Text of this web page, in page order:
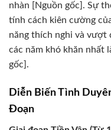
nhàn [Nguồn gốc]. Sự
tính cách kiên cường
năng thích nghi và vượt
các năm khó khăn nhất
gốc].
Diễn Biến Tình
Đoạn